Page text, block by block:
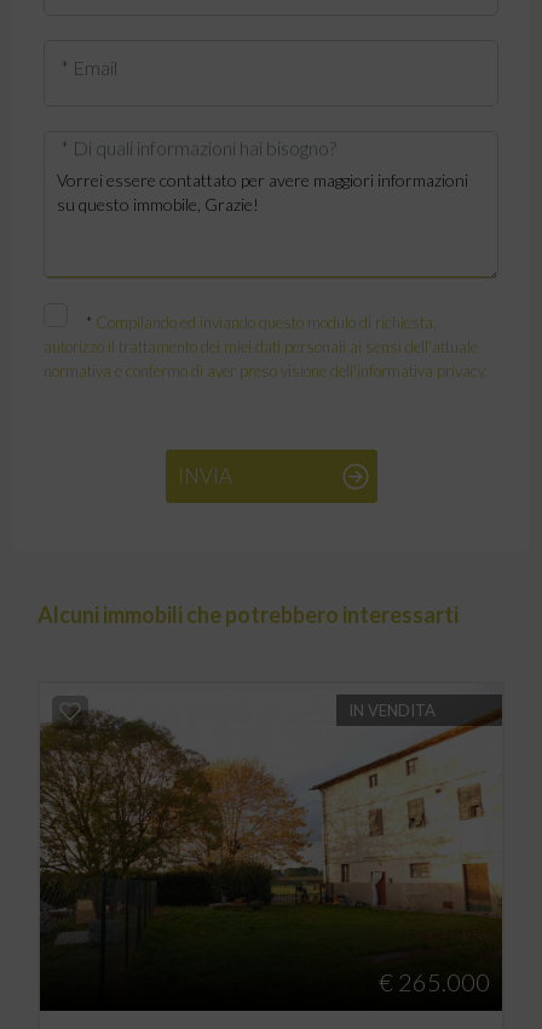
* Email
* Di quali informazioni hai bisogno?
* Compilando ed inviando questo modulo di richiesta,
autorizzo il trattamento dei miei dati personali ai sensi dell'attuale
normativa e confermo di aver preso visione dell'informativa privacy.
INVIA
Alcuni immobili che potrebbero interessarti
IN VENDITA
€ 265.000